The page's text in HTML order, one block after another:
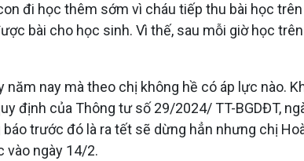
đi học thêm sớm vì cháu tiếp thu bài học
bài cho học sinh. Vì thế, sau mỗi giờ học
nay mà theo chị không hề có áp lực nào.
định của Thông tư số 29/2024/ TT-BGDĐT,
trước đó là ra tết sẽ dừng hẳn nhưng chị
vào ngày 14/2.